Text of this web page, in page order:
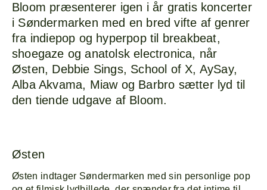
Bloom præsenterer igen i år gratis koncerter
i Søndermarken med en bred vifte af genrer
fra indiepop og hyperpop til breakbeat,
shoegaze og anatolsk electronica, når
Østen, Debbie Sings, School of X, AySay,
Alba Akvama, Miaw og Barbro sætter lyd til
den tiende udgave af Bloom.
Østen
Østen indtager Søndermarken med sin personlige pop